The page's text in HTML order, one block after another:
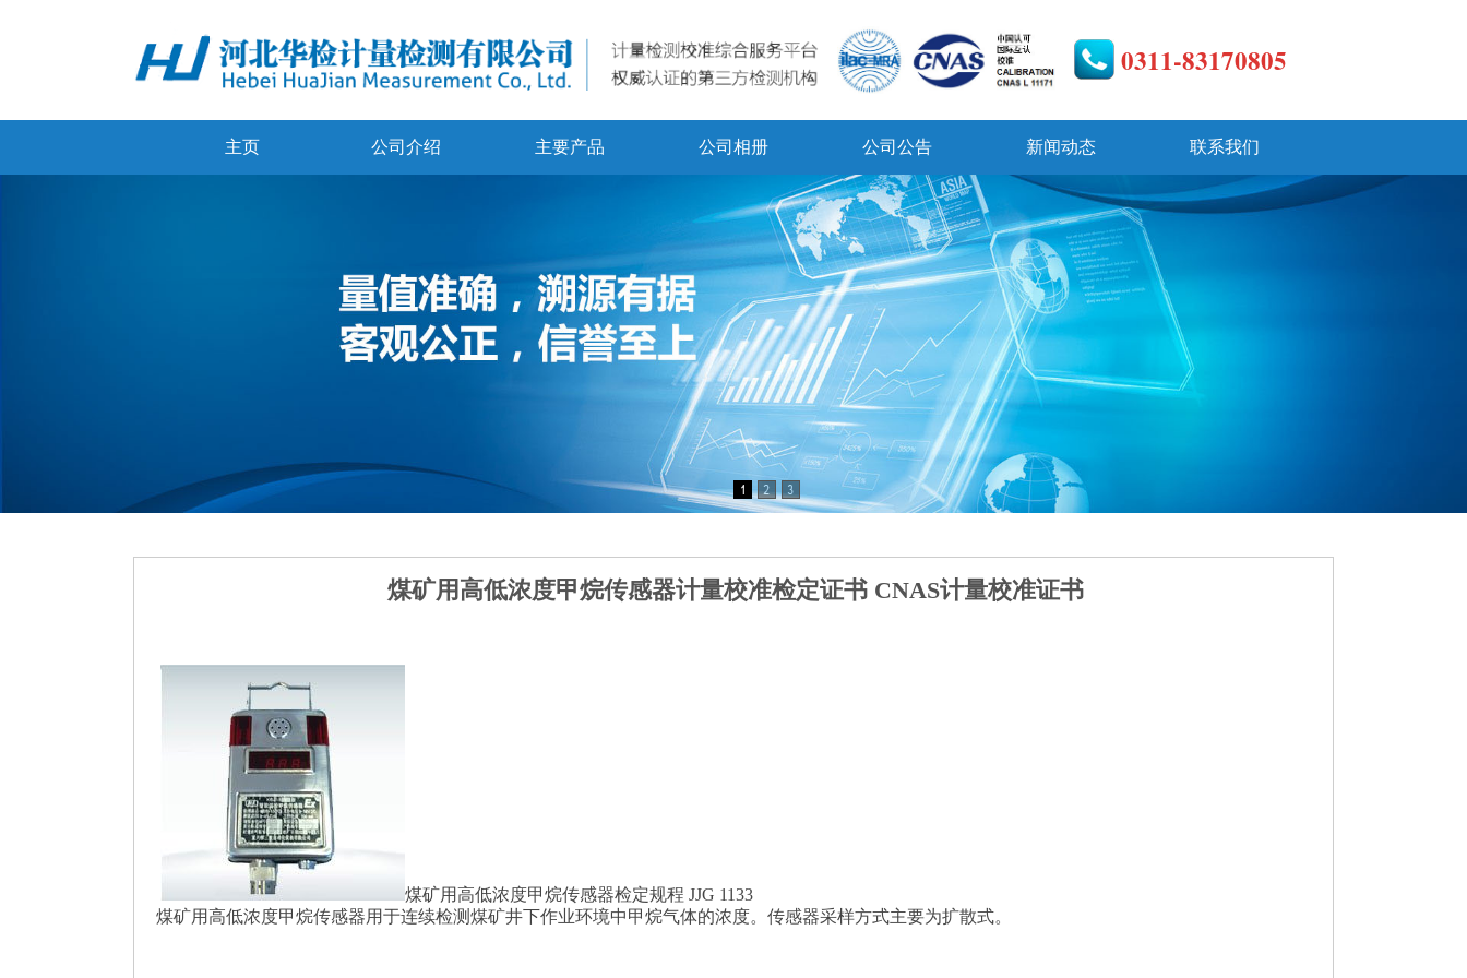
0311-83170805
主页 公司介绍 主要产品 公司相册 公司公告 新闻动态 联系我们
煤矿用高低浓度甲烷传感器计量校准检定证书 CNAS计量校准证书
煤矿用高低浓度甲烷传感器检定规程 JJG 1133
煤矿用高低浓度甲烷传感器用于连续检测煤矿井下作业环境中甲烷气体的浓度。传感器采样方式主要为扩散式。